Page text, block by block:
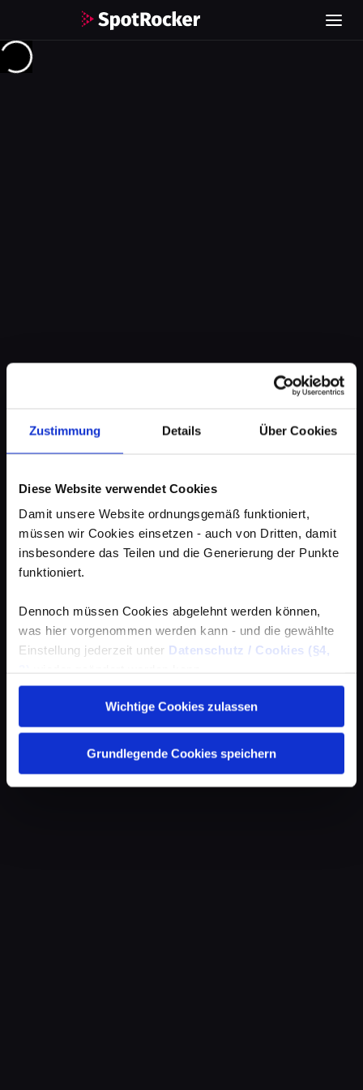
Zustimmung Details Über Cookies
Diese Website verwendet Cookies
Damit unsere Website ordnungsgemäß funktioniert,
müssen wir Cookies einsetzen - auch von Dritten, damit
insbesondere das Teilen und die Generierung der Punkte
funktioniert.
Dennoch müssen Cookies abgelehnt werden können,
was hier vorgenommen werden kann - und die gewählte
Einstellung jederzeit unter Datenschutz / Cookies (§4,
Wichtige Cookies zulassen
Grundlegende Cookies speichern